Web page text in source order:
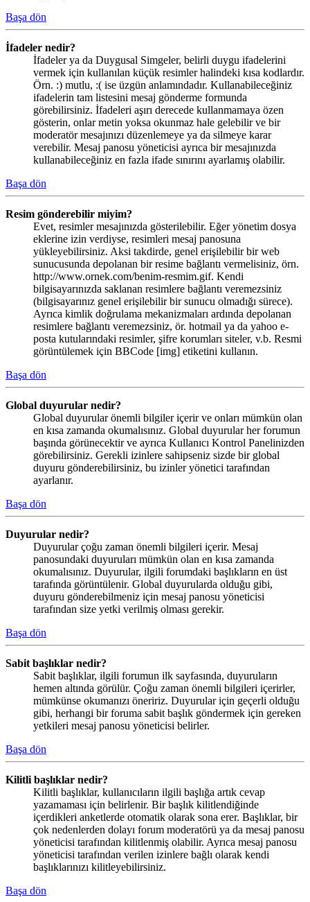
Başa dön
İfadeler nedir?
İfadeler ya da Duygusal Simgeler, belirli duygu ifadelerini
vermek için kullanılan küçük resimler halindeki kısa kodlardır.
Örn. :) mutlu, :( ise üzgün anlamındadır. Kullanabileceğiniz
ifadelerin tam listesini mesaj gönderme formunda
görebilirsiniz. İfadeleri aşırı derecede kullanmamaya özen
gösterin, onlar metin yoksa okunmaz hale gelebilir ve bir
moderatör mesajınızı düzenlemeye ya da silmeye karar
verebilir. Mesaj panosu yöneticisi ayrıca bir mesajınızda
kullanabileceğiniz en fazla ifade sınırını ayarlamış olabilir.
Başa dön
Resim gönderebilir miyim?
Evet, resimler mesajınızda gösterilebilir. Eğer yönetim dosya
eklerine izin verdiyse, resimleri mesaj panosuna
yükleyebilirsiniz. Aksi takdirde, genel erişilebilir bir web
sunucusunda depolanan bir resime bağlantı vermelisiniz, örn.
http://www.ornek.com/benim-resmim.gif. Kendi
bilgisayarınızda saklanan resimlere bağlantı veremezsiniz
(bilgisayarınız genel erişilebilir bir sunucu olmadığı sürece).
Ayrıca kimlik doğrulama mekanizmaları ardında depolanan
resimlere bağlantı veremezsiniz, ör. hotmail ya da yahoo e-
posta kutularındaki resimler, şifre korumları siteler, v.b. Resmi
görüntülemek için BBCode [img] etiketini kullanın.
Başa dön
Global duyurular nedir?
Global duyurular önemli bilgiler içerir ve onları mümkün olan
en kısa zamanda okumalısınız. Global duyurular her forumun
başında görünecektir ve ayrıca Kullanıcı Kontrol Panelinizden
görebilirsiniz. Gerekli izinlere sahipseniz sizde bir global
duyuru gönderebilirsiniz, bu izinler yönetici tarafından
ayarlanır.
Başa dön
Duyurular nedir?
Duyurular çoğu zaman önemli bilgileri içerir. Mesaj
panosundaki duyuruları mümkün olan en kısa zamanda
okumalısınız. Duyurular, ilgili forumdaki başlıkların en üst
tarafında görüntülenir. Global duyurularda olduğu gibi,
duyuru gönderebilmeniz için mesaj panosu yöneticisi
tarafından size yetki verilmiş olması gerekir.
Başa dön
Sabit başlıklar nedir?
Sabit başlıklar, ilgili forumun ilk sayfasında, duyuruların
hemen altında görülür. Çoğu zaman önemli bilgileri içerirler,
mümkünse okumanızı öneririz. Duyurular için geçerli olduğu
gibi, herhangi bir foruma sabit başlık göndermek için gereken
yetkileri mesaj panosu yöneticisi belirler.
Başa dön
Kilitli başlıklar nedir?
Kilitli başlıklar, kullanıcıların ilgili başlığa artık cevap
yazamaması için belirlenir. Bir başlık kilitlendiğinde
içerdikleri anketlerde otomatik olarak sona erer. Başlıklar, bir
çok nedenlerden dolayı forum moderatörü ya da mesaj panosu
yöneticisi tarafından kilitlenmiş olabilir. Ayrıca mesaj panosu
yöneticisi tarafından verilen izinlere bağlı olarak kendi
başlıklarınızı kilitleyebilirsiniz.
Başa dön